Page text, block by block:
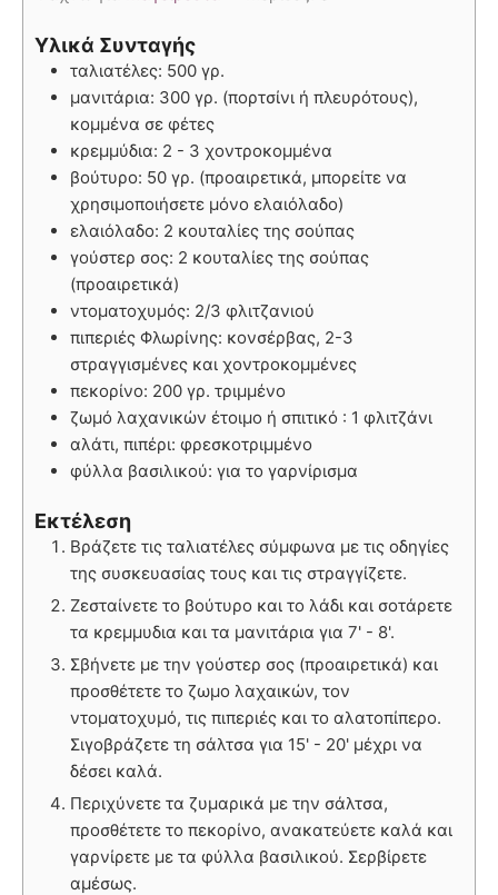
Υλικά Συνταγής
ταλιατέλες: 500 γρ.
μανιτάρια: 300 γρ. (πορτσίνι ή πλευρότους),
κομμένα σε φέτες
κρεμμύδια: 2 - 3 χοντροκομμένα
βούτυρο: 50 γρ. (προαιρετικά, μπορείτε να
χρησιμοποιήσετε μόνο ελαιόλαδο)
ελαιόλαδο: 2 κουταλίες της σούπας
γούστερ σος: 2 κουταλίες της σούπας
(προαιρετικά)
ντοματοχυμός: 2/3 φλιτζανιού
πιπεριές Φλωρίνης: κονσέρβας, 2-3
στραγγισμένες και χοντροκομμένες
πεκορίνο: 200 γρ. τριμμένο
ζωμό λαχανικών έτοιμο ή σπιτικό : 1 φλιτζάνι
αλάτι, πιπέρι: φρεσκοτριμμένο
φύλλα βασιλικού: για το γαρνίρισμα
Εκτέλεση
Βράζετε τις ταλιατέλες σύμφωνα με τις οδηγίες
της συσκευασίας τους και τις στραγγίζετε.
Ζεσταίνετε το βούτυρο και το λάδι και σοτάρετε
τα κρεμμυδια και τα μανιτάρια για 7' - 8'.
Σβήνετε με την γούστερ σος (προαιρετικά) και
προσθέτετε το ζωμο λαχαικών, τον
ντοματοχυμό, τις πιπεριές και το αλατοπίπερο.
Σιγοβράζετε τη σάλτσα για 15' - 20' μέχρι να
δέσει καλά.
Περιχύνετε τα ζυμαρικά με την σάλτσα,
προσθέτετε το πεκορίνο, ανακατεύετε καλά και
γαρνίρετε με τα φύλλα βασιλικού. Σερβίρετε
αμέσως.